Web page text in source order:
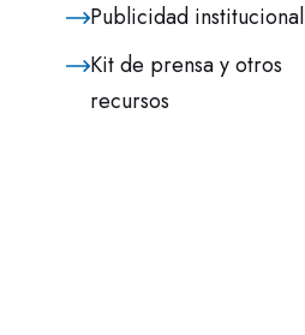
Publicidad institucional
Kit de prensa y otros
recursos